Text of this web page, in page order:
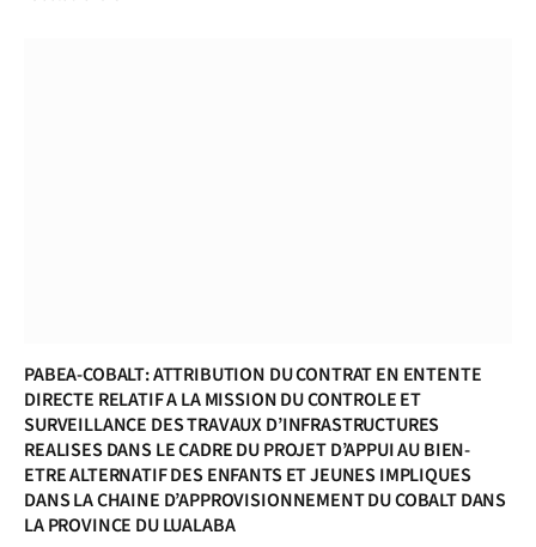
PABEA-COBALT: ATTRIBUTION DU CONTRAT EN ENTENTE
DIRECTE RELATIF A LA MISSION DU CONTROLE ET
SURVEILLANCE DES TRAVAUX D’INFRASTRUCTURES
REALISES DANS LE CADRE DU PROJET D’APPUI AU BIEN-
ETRE ALTERNATIF DES ENFANTS ET JEUNES IMPLIQUES
DANS LA CHAINE D’APPROVISIONNEMENT DU COBALT DANS
LA PROVINCE DU LUALABA